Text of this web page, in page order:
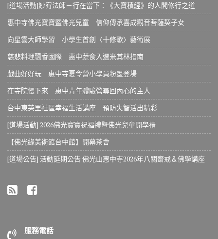
[道場活動]妙宥法師－行在當下：《大寶積經》的人間修行之道
惠中寺佛光寶寶暨佛光兒童 信仰傳承喜成觀音菩薩契子女
向星雲大師學習 小學生首創〈十修歌〉藝術展
慈悲料理飄香國際 惠中蔬食入選米其林指南
戲曲好好玩 惠中寺夏令營小學員粉墨登場
在寺院慢下來 惠中青年體驗營尋回內心的主人
台中東英里社區幸福生活講座 預防失智活出精彩
[道場活動] 2026佛光寶寶祝福禮暨佛光兒童開學禮
【佛光緣美術館台中館】開幕茶會
[道場公告] 活動延期公告 佛光山惠中寺2026年八關齋戒＆佛學講座
服務電話